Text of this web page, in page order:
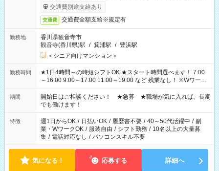
完了次第のお支払いとなります。
交通費別途支給あり
交通費 交通費全額支給※規定有
勤務地
香川県観音寺市
観音寺(香川県)駅 / 箕浦駅 / 豊浜駅
＜シニア向けマンション＞
勤務時間
★1日4時間～の時短シフトOK ★スタート時間選べます！ 7:00
～16:00 9:00～17:00 11:00～19:00 など 残業なし！ ※Wワーク
の場合、他のお仕事と合わせ週40時間超の就業はご案内できま
せん ※法令に基づき、週20時間以上勤務は社会保険への加入対
象となります ※労働者派遣法（日雇い派遣の原則禁止）によ
り、短時間・短期間の就業はご案内が難しい場合があります
期間
開始日はご相談ください！ ★急募 ★職場が気に入れば、長期
でも働けます！
特徴 週1日からOK / 日払いOK / 履歴書不要 / 40～50代活躍中 / 副
業・WワークOK / 服装自由 / シフト勤務 / 10名以上の大量募
集 / 電話対応なし / パソコンスキル不要
気になる！ 応募する 詳細へ